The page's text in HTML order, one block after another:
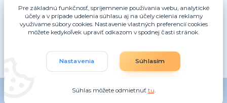
+421 902331936
(Po-Pia, 8-16 hod.)
info@nice-pohony.sk
Eshop-rychlo.sk
Pre základnú funkčnosť, spríjemnenie používania webu, analytické
účely a v prípade udelenia súhlasu aj na účely cielenia reklamy
využívame súbory cookies. Nastavenie vlastných preferencií cookies
môžete kedykoľvek upraviť odkazom v spodnej časti stránok.
Nastavenia Súhlasím
Súhlas môžete odmietnuť tu.